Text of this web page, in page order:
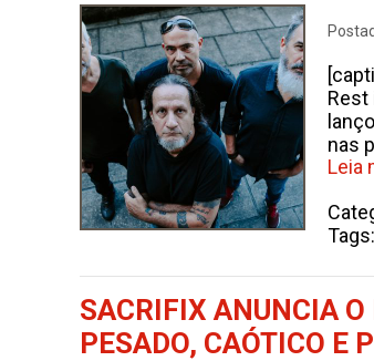
Rest
nas
Leia
Tags:
SACRIFIX ANUNCIA
PESADO, CAÓTICO E